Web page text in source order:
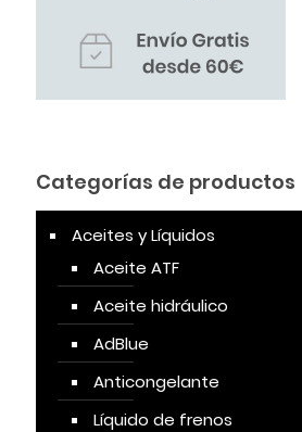
Categorías de productos
Aceites y Líquidos
Aceite ATF
Aceite hidráulico
AdBlue
Anticongelante
Líquido de frenos